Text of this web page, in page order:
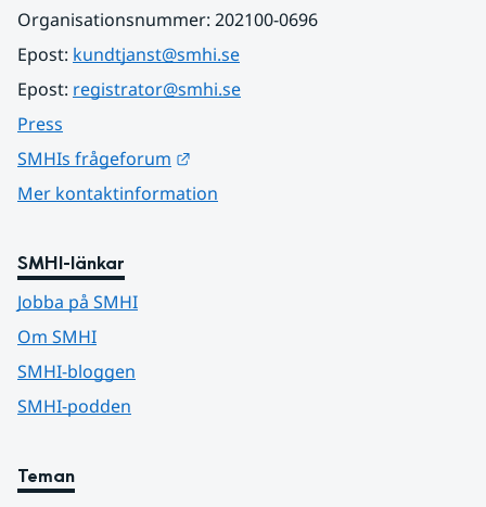
Organisationsnummer: 202100-0696
Epost: kundtjanst@smhi.se
Epost: registrator@smhi.se
Press
SMHIs frågeforum
Mer kontaktinformation
SMHI-länkar
Jobba på SMHI
Om SMHI
SMHI-bloggen
SMHI-podden
Teman